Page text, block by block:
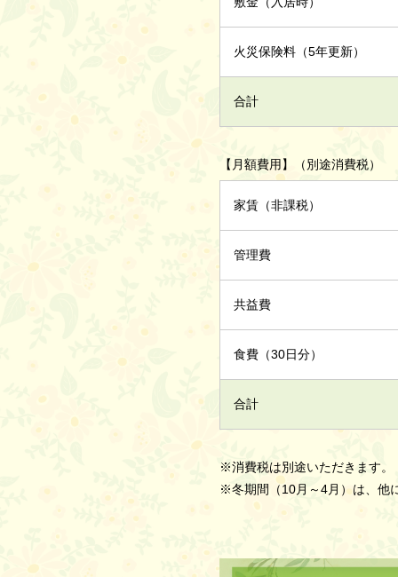
火災保険料（5年更新）
合計
【月額費用】（別途消費税）
家賃（非課税）
管理費
共益費
食費（30日分）
合計
※消費税は別途いただきます。
※冬期間（10月～4月）は、他